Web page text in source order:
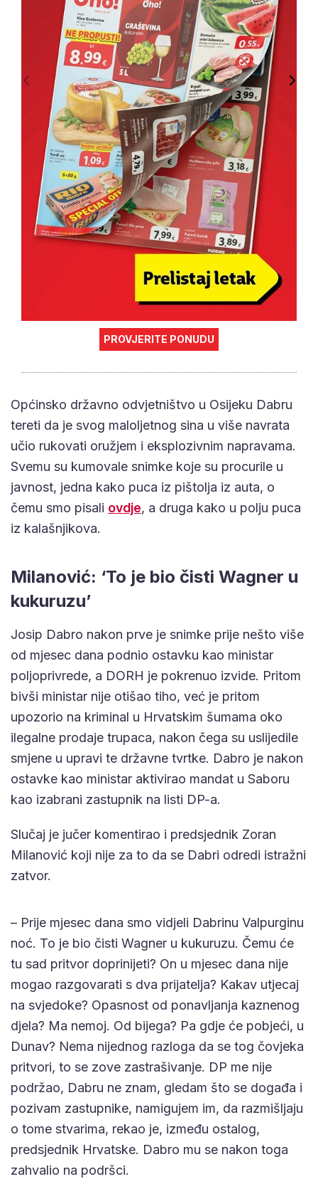
PROVJERITE PONUDU
Općinsko državno odvjetništvo u Osijeku Dabru
tereti da je svog maloljetnog sina u više navrata
učio rukovati oružjem i eksplozivnim napravama.
Svemu su kumovale snimke koje su procurile u
javnost, jedna kako puca iz pištolja iz auta, o
čemu smo pisali ovdje, a druga kako u polju puca
iz kalašnjikova.
Milanović: ‘To je bio čisti Wagner u
kukuruzu’
Josip Dabro nakon prve je snimke prije nešto više
od mjesec dana podnio ostavku kao ministar
poljoprivrede, a DORH je pokrenuo izvide. Pritom
bivši ministar nije otišao tiho, već je pritom
upozorio na kriminal u Hrvatskim šumama oko
ilegalne prodaje trupaca, nakon čega su uslijedile
smjene u upravi te državne tvrtke. Dabro je nakon
ostavke kao ministar aktivirao mandat u Saboru
kao izabrani zastupnik na listi DP-a.
Slučaj je jučer komentirao i predsjednik Zoran
Milanović koji nije za to da se Dabri odredi istražni
zatvor.
– Prije mjesec dana smo vidjeli Dabrinu Valpurginu
noć. To je bio čisti Wagner u kukuruzu. Čemu će
tu sad pritvor doprinijeti? On u mjesec dana nije
mogao razgovarati s dva prijatelja? Kakav utjecaj
na svjedoke? Opasnost od ponavljanja kaznenog
djela? Ma nemoj. Od bijega? Pa gdje će pobjeći, u
Dunav? Nema nijednog razloga da se tog čovjeka
pritvori, to se zove zastrašivanje. DP me nije
podržao, Dabru ne znam, gledam što se događa i
pozivam zastupnike, namigujem im, da razmišljaju
o tome stvarima, rekao je, između ostalog,
predsjednik Hrvatske. Dabro mu se nakon toga
zahvalio na podršci.